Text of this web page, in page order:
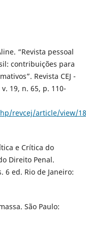
“Revista pessoal
contribuições para
Revista CEJ -
19, n. 65, p. 110-
revcej/article/view/
e Crítica do
Direito Penal.
6 ed. Rio de Janeiro:
São Paulo: